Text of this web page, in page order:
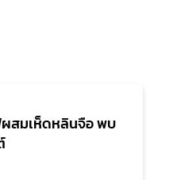
สมเห็ดหลินจือ พบ